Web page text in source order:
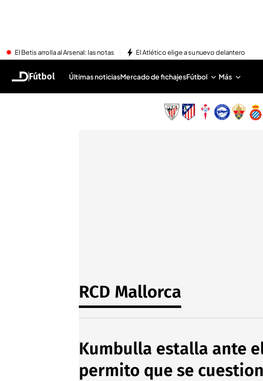
El Betis arrolla al Arsenal: las notas El Atlético elige a su nuevo delantero
Fútbol Últimas noticiasMercado de fichajesFútbol Más
RCD Mallorca
Kumbulla estalla ante
permito que se